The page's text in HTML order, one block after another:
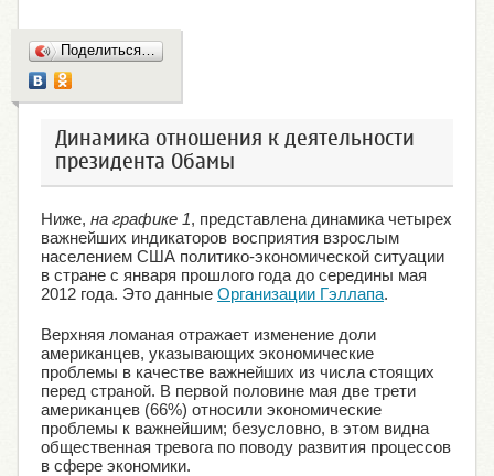
Динамика отношения к деятельности
президента Обамы
Ниже, на графике 1, представлена динамика четырех
важнейших индикаторов восприятия взрослым
населением США политико-экономической ситуации
в стране с января прошлого года до середины мая
2012 года. Это данные Организации Гэллапа.
Верхняя ломаная отражает изменение доли
американцев, указывающих экономические
проблемы в качестве важнейших из числа стоящих
перед страной. В первой половине мая две трети
американцев (66%) относили экономические
проблемы к важнейшим; безусловно, в этом видна
общественная тревога по поводу развития процессов
в сфере экономики.
Поделиться…